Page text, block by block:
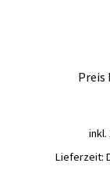
Preis
inkl.
Lieferzeit: